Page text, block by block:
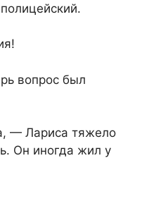
вопрос был
— Лариса тяжело
Он иногда жил у